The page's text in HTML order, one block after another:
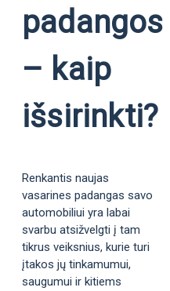
padangos
– kaip
išsirinkti?
Renkantis naujas
vasarines padangas savo
automobiliui yra labai
svarbu atsižvelgti į tam
tikrus veiksnius, kurie turi
įtakos jų tinkamumui,
saugumui ir kitiems